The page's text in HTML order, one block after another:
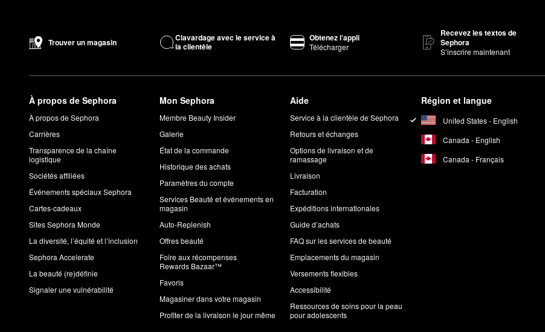
Trouver un magasin
Clavardage avec le service à
la clientèle
Obtenez l’appli
Télécharger
Recevez les textos de
Sephora
S’inscrire maintenant
À propos de Sephora
À propos de Sephora
Carrières
Transparence de la chaîne
logistique
Sociétés affiliées
Événements spéciaux Sephora
Cartes-cadeaux
Sites Sephora Monde
La diversité, l’équité et l’inclusion
Sephora Accelerate
La beauté (re)définie
Signaler une vulnérabilité
Mon Sephora
Membre Beauty Insider
Galerie
État de la commande
Historique des achats
Paramètres du compte
Services Beauté et événements en
magasin
Auto-Replenish
Offres beauté
Foire aux récompenses
Rewards Bazaar™
Favoris
Magasiner dans votre magasin
Profiter de la livraison le jour même
Aide
Service à la clientèle de Sephora
Retours et échanges
Options de livraison et de
ramassage
Livraison
Facturation
Expéditions internationales
Guide d’achats
FAQ sur les services de beauté
Emplacements du magasin
Versements flexibles
Accessibilité
Ressources de soins pour la peau
pour adolescents
Région et langue
United States - English
Canada - English
Canada - Français